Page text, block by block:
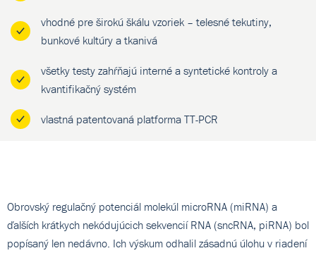
vhodné pre širokú škálu vzoriek – telesné tekutiny,
bunkové kultúry a tkanivá
všetky testy zahŕňajú interné a syntetické kontroly a
kvantifikačný systém
vlastná patentovaná platforma TT-PCR
Obrovský regulačný potenciál molekúl microRNA (miRNA) a
ďalších krátkych nekódujúcich sekvencií RNA (sncRNA, piRNA) bol
popísaný len nedávno. Ich výskum odhalil zásadnú úlohu v riadení